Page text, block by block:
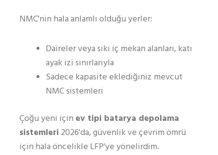
NMC'nin hala anlamlı olduğu yerler:
Daireler veya sıkı iç mekan alanları, katı
ayak izi sınırlarıyla
Sadece kapasite eklediğiniz mevcut
NMC sistemleri
Çoğu yeni için ev tipi batarya depolama
sistemleri 2026'da, güvenlik ve çevrim ömrü
için hala öncelikle LFP'ye yönelirdim.